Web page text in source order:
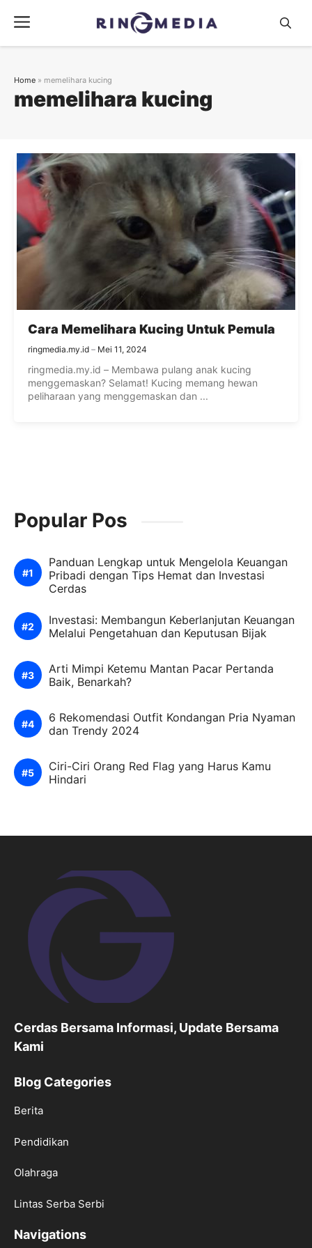
isi
Menu
memelihara kucing
Home » memelihara kucing
Cara Memelihara Kucing Untuk Pemula
ringmedia.my.id Mei 11, 2024
ringmedia.my.id – Membawa pulang anak kucing
menggemaskan? Selamat! Kucing memang hewan
peliharaan yang menggemaskan dan ...
Popular Pos
Panduan Lengkap untuk Mengelola Keuangan
Pribadi dengan Tips Hemat dan Investasi
Cerdas
Investasi: Membangun Keberlanjutan Keuangan
Melalui Pengetahuan dan Keputusan Bijak
Arti Mimpi Ketemu Mantan Pacar Pertanda
Baik, Benarkah?
6 Rekomendasi Outfit Kondangan Pria Nyaman
dan Trendy 2024
Ciri-Ciri Orang Red Flag yang Harus Kamu
Hindari
Cerdas Bersama Informasi, Update Bersama
Kami
Blog Categories
Berita
Pendidikan
Olahraga
Lintas Serba Serbi
Navigations